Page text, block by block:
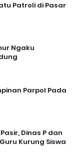
Patroli di Pasar
Ngaku
Parpol Pada
Dinas P dan
Kurung Siswa